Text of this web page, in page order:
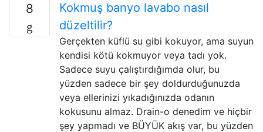
8
Kokmuş banyo lavabo nasıl
düzeltilir?
Gerçekten küflü su gibi kokuyor, ama suyun
kendisi kötü kokmuyor veya tadı yok.
Sadece suyu çalıştırdığımda olur, bu
yüzden sadece bir şey doldurduğunuzda
veya ellerinizi yıkadığınızda odanın
kokusunu almaz. Drain-o denedim ve hiçbir
şey yapmadı ve BÜYÜK akış var, bu yüzden